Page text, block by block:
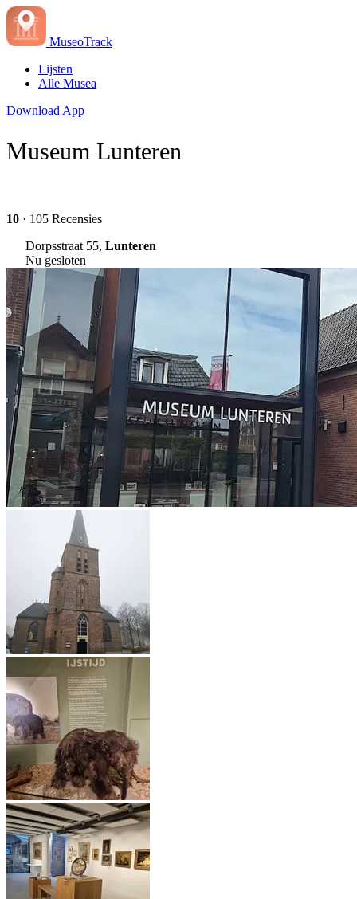
MuseoTrack
Lijsten
Alle Musea
Download App
Museum Lunteren
10 · 105 Recensies
Dorpsstraat 55, Lunteren
Nu gesloten